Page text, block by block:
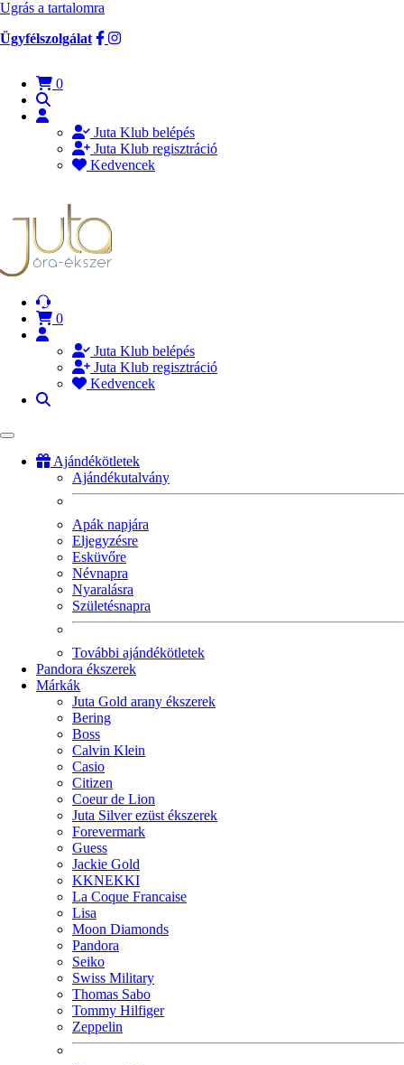
Ugrás a tartalomra
Ügyfélszolgálat
0
Juta Klub belépés
Juta Klub regisztráció
Kedvencek
0
Juta Klub belépés
Juta Klub regisztráció
Kedvencek
Ajándékötletek
Ajándékutalvány
Apák napjára
Eljegyzésre
Esküvőre
Névnapra
Nyaralásra
Születésnapra
További ajándékötletek
Pandora ékszerek
Márkák
Juta Gold arany ékszerek
Bering
Boss
Calvin Klein
Casio
Citizen
Coeur de Lion
Juta Silver ezüst ékszerek
Forevermark
Guess
Jackie Gold
KKNEKKI
La Coque Francaise
Lisa
Moon Diamonds
Pandora
Seiko
Swiss Military
Thomas Sabo
Tommy Hilfiger
Zeppelin